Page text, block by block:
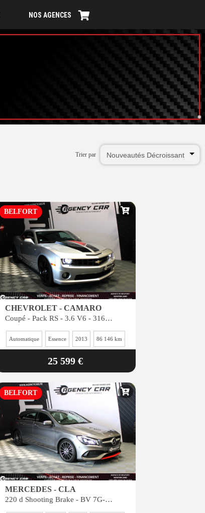
NOS AGENCES
Trier par
BELFORT
CHEVROLET - CAMARO
Coupé - Pack RS - 3.6 V6 - 316 CV
Automatique Essence 2013 86 146 km
25 599 €
BELFORT
MERCEDES - CLA
220 d Shooting Brake - BV 7G-DCT - Finition Inspiration